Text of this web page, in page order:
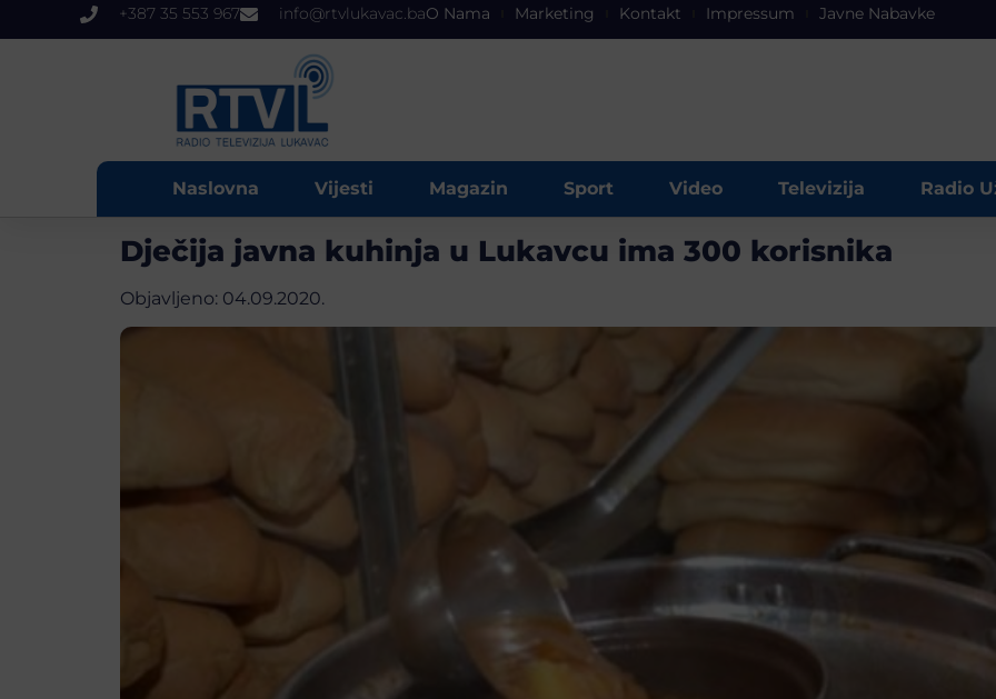
+387 35 553 967 info@rtvlukavac.baO Nama Marketing Kontakt Impressum Javne Nabavke
Naslovna Vijesti Magazin Sport Video Televizija Radio
Dječija javna kuhinja u Lukavcu ima 300 korisnika
Objavljeno: 04.09.2020.